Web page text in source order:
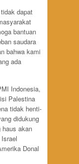
dapat
bantuan
saudara
bahwa kami
ada
Indonesia,
Palestina
tidak henti-
didukung
haus akan
Donal